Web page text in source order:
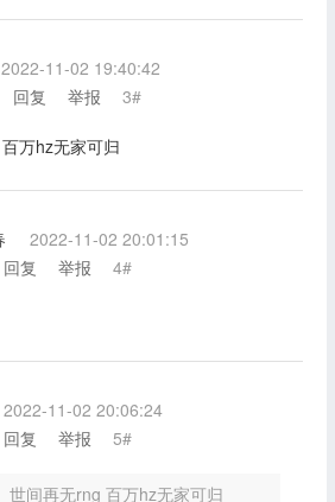
2022-11-02 19:40:42
回复 举报 3#
万hz无家可归
2022-11-02 20:01:15
回复 举报 4#
2022-11-02 20:06:24
回复 举报 5#
世间再无rng 百万hz无家可归